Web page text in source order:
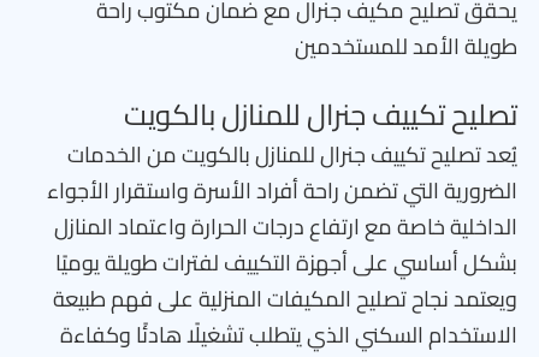
يحقق تصليح مكيف جنرال مع ضمان مكتوب راحة
طويلة الأمد للمستخدمين
تصليح تكييف جنرال للمنازل بالكويت
يُعد تصليح تكييف جنرال للمنازل بالكويت من الخدمات
الضرورية التي تضمن راحة أفراد الأسرة واستقرار الأجواء
الداخلية خاصة مع ارتفاع درجات الحرارة واعتماد المنازل
بشكل أساسي على أجهزة التكييف لفترات طويلة يوميًا
ويعتمد نجاح تصليح المكيفات المنزلية على فهم طبيعة
الاستخدام السكني الذي يتطلب تشغيلًا هادئًا وكفاءة